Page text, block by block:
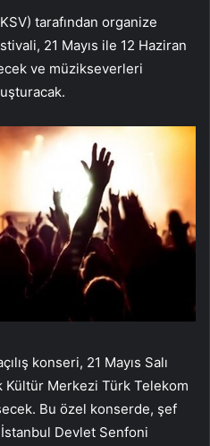
tarafından organize
21 Mayıs ile 12 Haziran
ve müzikseverleri
konseri, 21 Mayıs Salı
Kültür Merkezi Türk Telekom
Bu özel konserde, şef
Devlet Senfoni